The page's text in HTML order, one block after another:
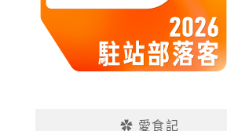
✿ 愛食記